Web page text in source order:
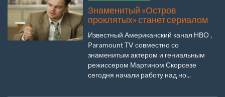
Знаменитый «Остров
проклятых» станет сериалом
Известный Американский канал НВО ,
Paramount TV совместно со
знаменитым актером и гениальным
режиссером Мартином Скорсезе
сегодня начали работу над но...